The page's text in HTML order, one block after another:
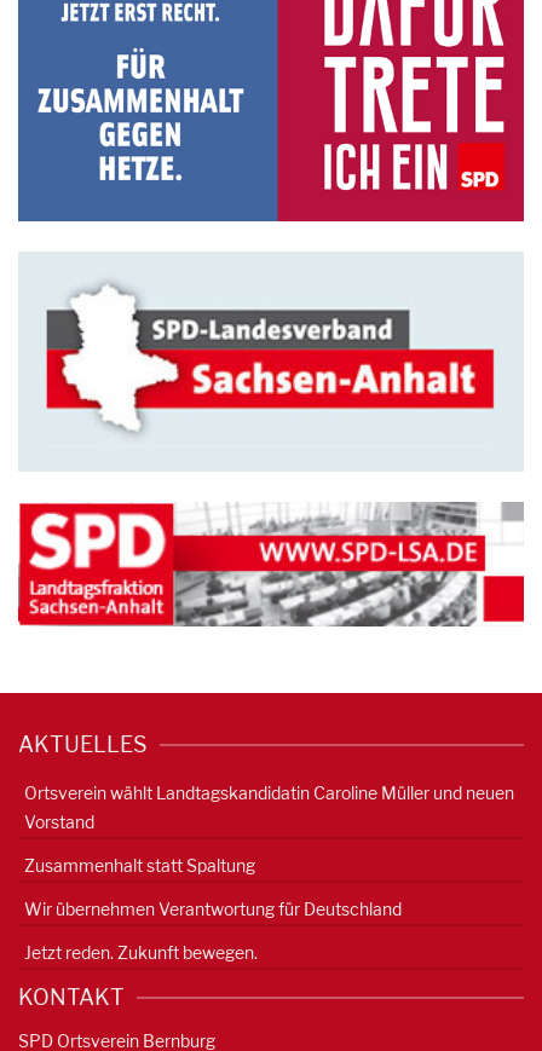
AKTUELLES
Ortsverein wählt Landtagskandidatin Caroline Müller und neuen
Vorstand
Zusammenhalt statt Spaltung
Wir übernehmen Verantwortung für Deutschland
Jetzt reden. Zukunft bewegen.
KONTAKT
SPD Ortsverein Bernburg